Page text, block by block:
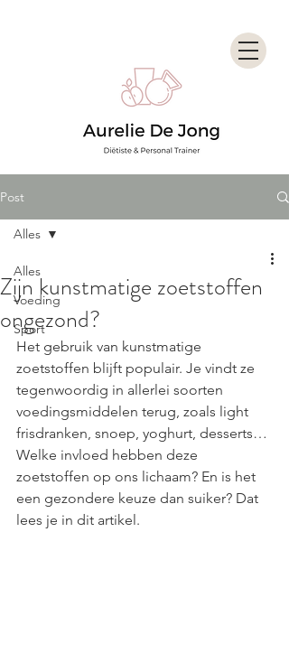
Post
Alles
Voeding
Sport
Alles
Zijn kunstmatige zoetstoffen
ongezond?
Het gebruik van kunstmatige
zoetstoffen blijft populair. Je vindt ze
tegenwoordig in allerlei soorten
voedingsmiddelen terug, zoals light
frisdranken, snoep, yoghurt, desserts…
Welke invloed hebben deze
zoetstoffen op ons lichaam? En is het
een gezondere keuze dan suiker? Dat
lees je in dit artikel.